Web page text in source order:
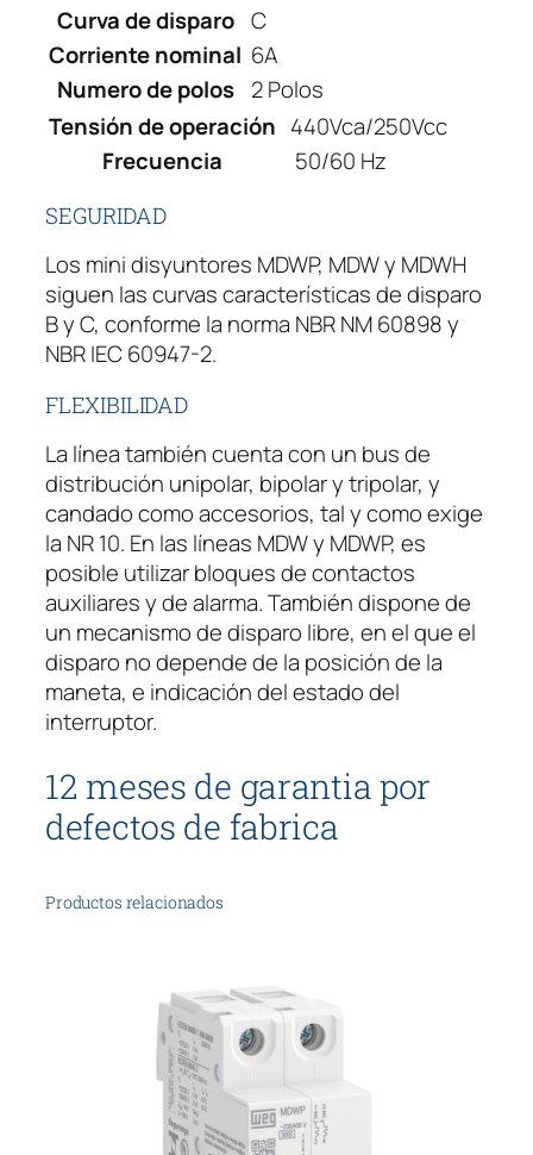
Curva de disparo C
Corriente nominal 6A
Numero de polos 2 Polos
Tensión de operación 440Vca/250Vcc
Frecuencia
50/60 Hz
SEGURIDAD
Los mini disyuntores MDWP, MDW y MDWH
siguen las curvas características de disparo
B y C, conforme la norma NBR NM 60898 y
NBR IEC 60947-2.
FLEXIBILIDAD
La línea también cuenta con un bus de
distribución unipolar, bipolar y tripolar, y
candado como accesorios, tal y como exige
la NR 10. En las líneas MDW y MDWP, es
posible utilizar bloques de contactos
auxiliares y de alarma. También dispone de
un mecanismo de disparo libre, en el que el
disparo no depende de la posición de la
maneta, e indicación del estado del
interruptor.
12 meses de garantia por
defectos de fabrica
Productos relacionados